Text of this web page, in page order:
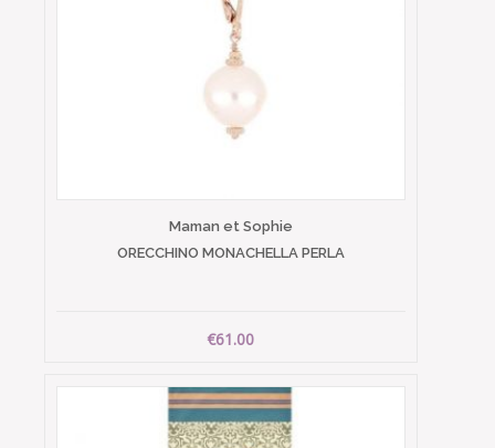
Maman et Sophie
ORECCHINO MONACHELLA PERLA
€61.00